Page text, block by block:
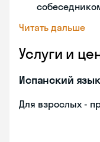
Читать дальше
Услуги и
Испанский язык
Для взрослых -